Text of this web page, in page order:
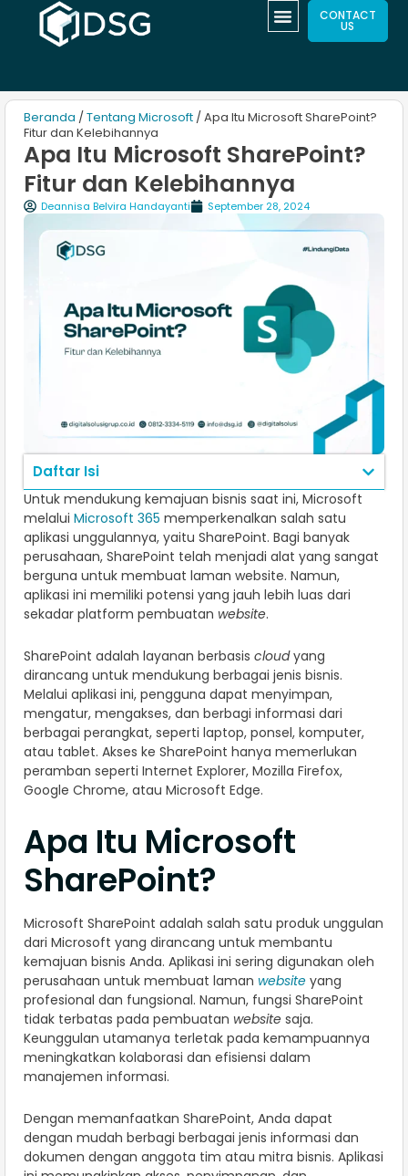
CONTACT
US
Beranda / Tentang Microsoft / Apa Itu Microsoft SharePoint?
Fitur dan Kelebihannya
Apa Itu Microsoft SharePoint?
Fitur dan Kelebihannya
Deannisa Belvira Handayanti September 28, 2024
Daftar Isi
Untuk mendukung kemajuan bisnis saat ini, Microsoft
melalui Microsoft 365 memperkenalkan salah satu
aplikasi unggulannya, yaitu SharePoint. Bagi banyak
perusahaan, SharePoint telah menjadi alat yang sangat
berguna untuk membuat laman website. Namun,
aplikasi ini memiliki potensi yang jauh lebih luas dari
sekadar platform pembuatan website.
SharePoint adalah layanan berbasis cloudyang
dirancang untuk mendukung berbagai jenis bisnis.
Melalui aplikasi ini, pengguna dapat menyimpan,
mengatur, mengakses, dan berbagi informasi dari
berbagai perangkat, seperti laptop, ponsel, komputer,
atau tablet. Akses ke SharePoint hanya memerlukan
peramban seperti Internet Explorer, Mozilla Firefox,
Google Chrome, atau Microsoft Edge.
Apa Itu Microsoft
SharePoint?
Microsoft SharePoint adalah salah satu produk unggulan
dari Microsoft yang dirancang untuk membantu
kemajuan bisnis Anda. Aplikasi ini sering digunakan oleh
perusahaan untuk membuat laman website yang
profesional dan fungsional. Namun, fungsi SharePoint
tidak terbatas pada pembuatan website saja.
Keunggulan utamanya terletak pada kemampuannya
meningkatkan kolaborasi dan efisiensi dalam
manajemen informasi.
Dengan memanfaatkan SharePoint, Anda dapat
dengan mudah berbagi berbagai jenis informasi dan
dokumen dengan anggota tim atau mitra bisnis. Aplikasi